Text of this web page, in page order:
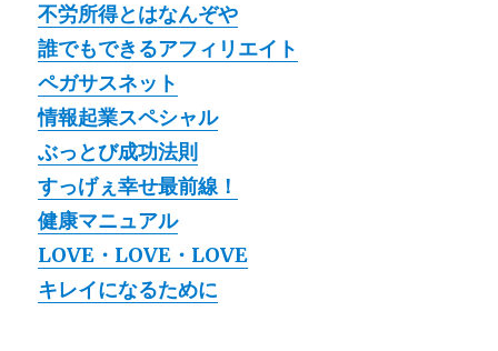
不労所得とはなんぞや
誰でもできるアフィリエイト
ペガサスネット
情報起業スペシャル
ぶっとび成功法則
すっげぇ幸せ最前線！
健康マニュアル
LOVE・LOVE・LOVE
キレイになるために